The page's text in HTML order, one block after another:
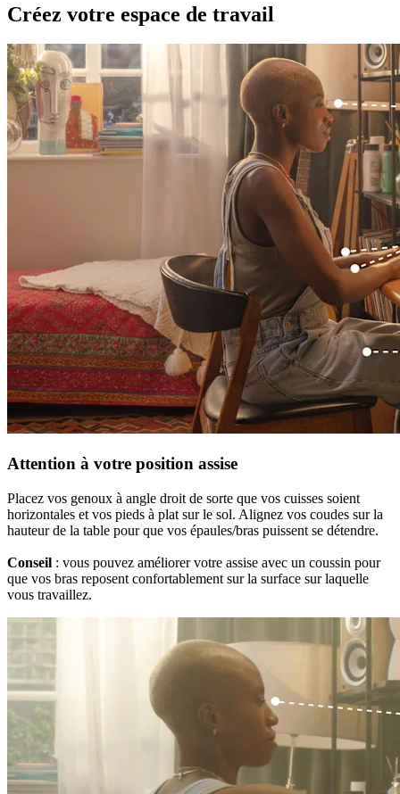
Créez votre espace de travail
Attention à votre position assise
Placez vos genoux à angle droit de sorte que vos cuisses soient
horizontales et vos pieds à plat sur le sol. Alignez vos coudes sur la
hauteur de la table pour que vos épaules/bras puissent se détendre.
Conseil : vous pouvez améliorer votre assise avec un coussin pour
que vos bras reposent confortablement sur la surface sur laquelle
vous travaillez.